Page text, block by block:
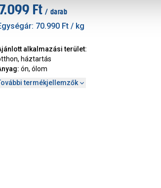
7.099 Ft / darab
70.990 Ft / kg
alkalmazási terület:
háztartás
: ón, ólom
termékjellemzők